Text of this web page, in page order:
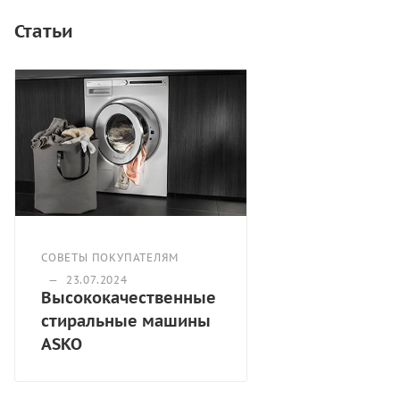
Цвет: Нержавеющая сталь
Гипоаллергенная хлопок 60°С
Allergycotton 90ºC
Allergysynthetics 60ºC
Drumcleaning
Allergysynthetics 40ºC
Интенсивная 90°С
Интенсивная 60°С
Белое/Цветное 60°С
Белое/Цветное 40°С
Быстрая стирка 60°С
Быстрая стирка 40°С
White/colour 20 °C
Статьи
СОВЕТЫ ПОКУПАТЕЛЯМ
—
23.07.2024
Высококачественные
стиральные машины
ASKO